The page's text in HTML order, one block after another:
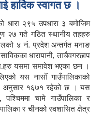
हार्दिक स्वागत छ ।
धारा २९५ उपधारा ३ बमोजिम
२७ गते गठित स्थानीय तहहरु
४ नं. प्रदेश अन्तर्गत मनाङ
धारापानी‚ ताचैवगरछाप
यसमा समावेश भएका छन ।
यस नासोँ गाउँपालिकाको
अनुसार १६७१ रहेको छ । यस
पश्चिममा चामे गाउँपालिका र
र चीनको स्वशासित क्षेत्र